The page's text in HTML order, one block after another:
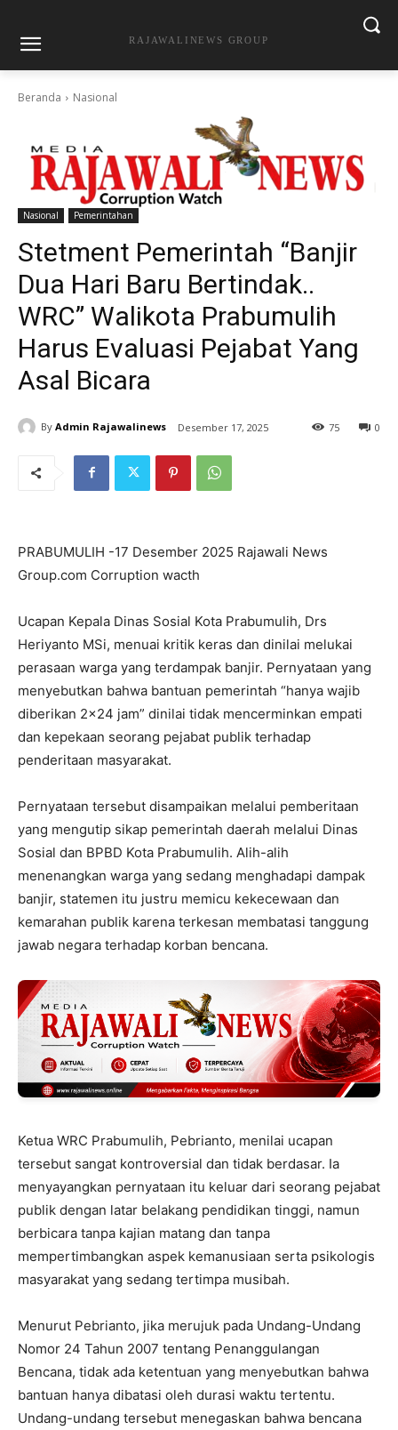
RAJAWALINEWS GROUP
Beranda Nasional
Nasional Pemerintahan
Stetment Pemerintah “Banjir
Dua Hari Baru Bertindak..
WRC” Walikota Prabumulih
Harus Evaluasi Pejabat Yang
Asal Bicara
By Admin Rajawalinews Desember 17, 2025 0
75
PRABUMULIH -17 Desember 2025 Rajawali News
Group.com Corruption wacth
Ucapan Kepala Dinas Sosial Kota Prabumulih, Drs
Heriyanto MSi, menuai kritik keras dan dinilai melukai
perasaan warga yang terdampak banjir. Pernyataan yang
menyebutkan bahwa bantuan pemerintah “hanya wajib
diberikan 2×24 jam” dinilai tidak mencerminkan empati
dan kepekaan seorang pejabat publik terhadap
penderitaan masyarakat.
Pernyataan tersebut disampaikan melalui pemberitaan
yang mengutip sikap pemerintah daerah melalui Dinas
Sosial dan BPBD Kota Prabumulih. Alih-alih
menenangkan warga yang sedang menghadapi dampak
banjir, statemen itu justru memicu kekecewaan dan
kemarahan publik karena terkesan membatasi tanggung
jawab negara terhadap korban bencana.
Ketua WRC Prabumulih, Pebrianto, menilai ucapan
tersebut sangat kontroversial dan tidak berdasar. Ia
menyayangkan pernyataan itu keluar dari seorang pejabat
publik dengan latar belakang pendidikan tinggi, namun
berbicara tanpa kajian matang dan tanpa
mempertimbangkan aspek kemanusiaan serta psikologis
masyarakat yang sedang tertimpa musibah.
Menurut Pebrianto, jika merujuk pada Undang-Undang
Nomor 24 Tahun 2007 tentang Penanggulangan
Bencana, tidak ada ketentuan yang menyebutkan bahwa
bantuan hanya dibatasi oleh durasi waktu tertentu.
Undang-undang tersebut menegaskan bahwa bencana